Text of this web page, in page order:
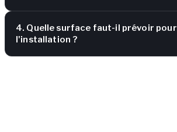
4. Quelle surface faut-il prévoir pour
l'installation ?